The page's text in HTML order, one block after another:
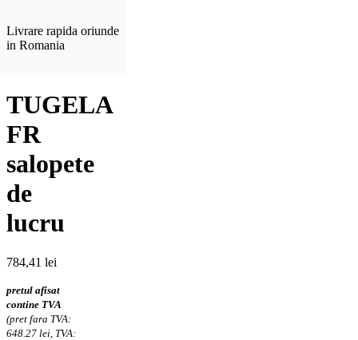
Livrare rapida oriunde
in Romania
TUGELA
FR
salopete
de
lucru
784,41 lei
pretul afisat
contine TVA
(pret fara TVA:
648.27 lei, TVA: